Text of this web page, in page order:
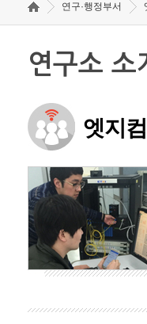
연구·행정부서
연구소 소
엣지